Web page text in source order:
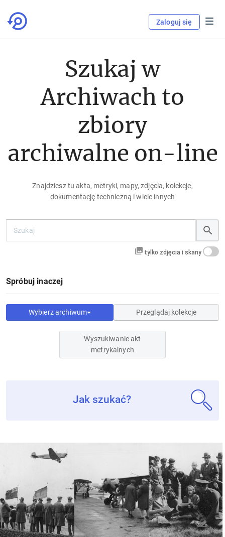
Zaloguj się
Szukaj w
Archiwach to
zbiory
archiwalne on-line
Znajdziesz tu akta, metryki, mapy, zdjęcia, kolekcje,
dokumentację techniczną i wiele innych
tylko zdjęcia i skany
Spróbuj inaczej
Wybierz archiwum Przeglądaj kolekcje
Wyszukiwanie akt
metrykalnych
Jak szukać?